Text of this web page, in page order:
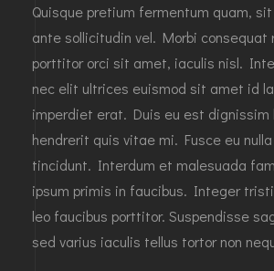
Quisque pretium fermentum quam,
ante sollicitudin vel. Morbi consequat
porttitor orci sit amet, iaculis nisl.
nec elit ultrices euismod sit amet id
imperdiet erat. Duis eu est dignissim
hendrerit quis vitae mi. Fusce eu
tincidunt. Interdum et malesuada
ipsum primis in faucibus. Integer
leo faucibus porttitor. Suspendisse
sed varius iaculis tellus tortor non